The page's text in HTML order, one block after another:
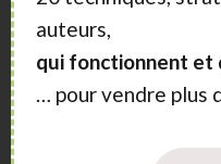
auteurs,
qui fonctionnent et
… pour vendre plus